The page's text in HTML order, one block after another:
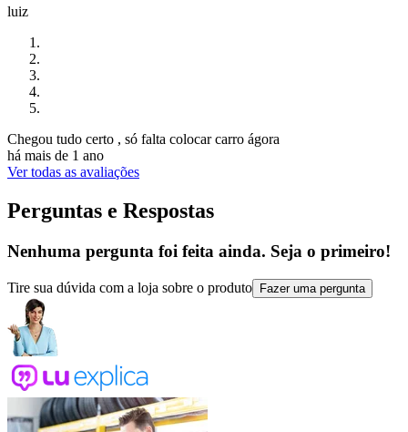
luiz
Chegou tudo certo , só falta colocar carro ágora
há mais de 1 ano
Ver todas as avaliações
Perguntas e Respostas
Nenhuma pergunta foi feita ainda. Seja o primeiro!
Tire sua dúvida com a loja sobre o produto Fazer uma pergunta